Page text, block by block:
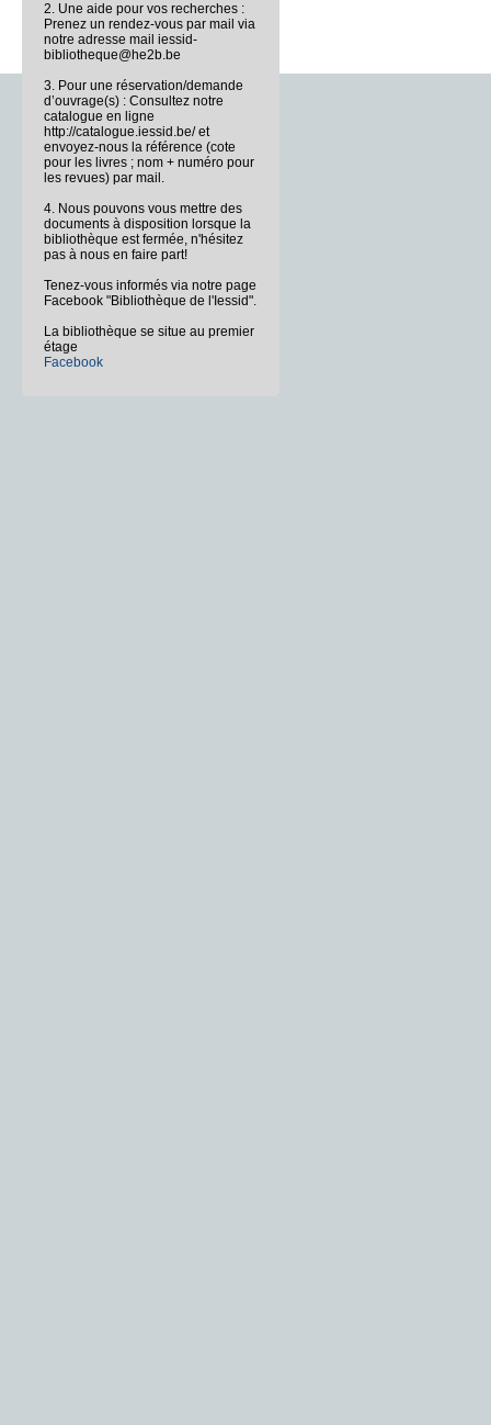
2. Une aide pour vos recherches :
Prenez un rendez-vous par mail via
notre adresse mail iessid-
bibliotheque@he2b.be
3. Pour une réservation/demande
d’ouvrage(s) : Consultez notre
catalogue en ligne
http://catalogue.iessid.be/ et
envoyez-nous la référence (cote
pour les livres ; nom + numéro pour
les revues) par mail.
4. Nous pouvons vous mettre des
documents à disposition lorsque la
bibliothèque est fermée, n'hésitez
pas à nous en faire part!
Tenez-vous informés via notre page
Facebook "Bibliothèque de l'Iessid".
La bibliothèque se situe au premier
étage
Facebook